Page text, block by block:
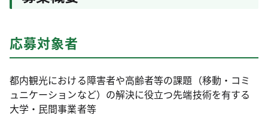
応募対象者
都内観光における障害者や高齢者等の課題（移動・コミ
ュニケーションなど）の解決に役立つ先端技術を有する
大学・民間事業者等